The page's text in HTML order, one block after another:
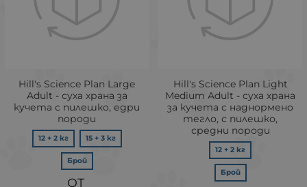
Hill's Science Plan Large
Adult - суха храна за
кучета с пилешко, едри
породи
12 + 2 кг 15 + 3 кг
Брой
Hill's Science Plan Light
Medium Adult - суха храна
за кучета с наднормено
тегло, с пилешко,
средни породи
12 + 2 кг
Брой